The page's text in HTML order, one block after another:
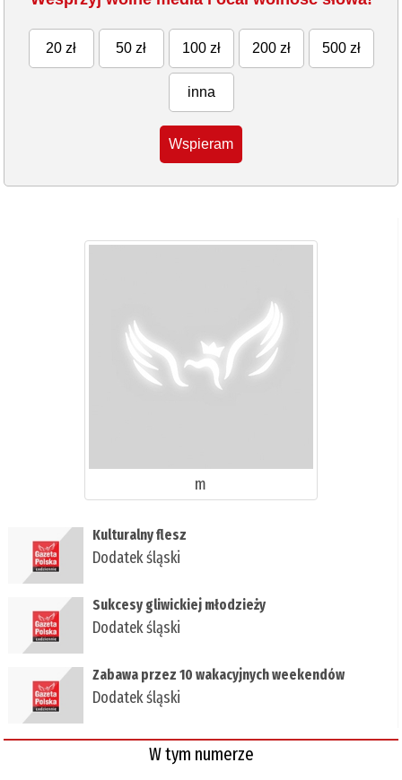
20 zł 50 zł 100 zł 200 zł 500 zł
inna
Wspieram
m
Kulturalny flesz
Dodatek śląski
Sukcesy gliwickiej młodzieży
Dodatek śląski
Zabawa przez 10 wakacyjnych weekendów
Dodatek śląski
W tym numerze